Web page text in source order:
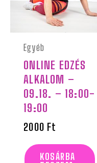
Egyéb
ONLINE EDZÉS
ALKALOM –
09.18. – 18:00-
19:00
2000 Ft
KOSÁRBA